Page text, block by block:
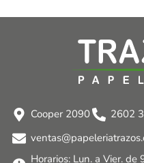
Cooper 2090 2602
Horarios: Lun. a Vier. de